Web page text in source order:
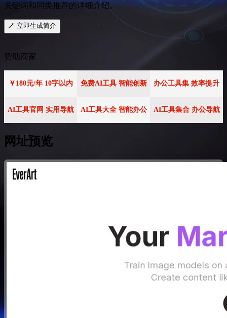
关键词和同类推荐的详细介绍。
🪄 立即生成简介
赞助商家
￥180元/年 10字以内 免费AI工具 智能创新 办公工具集 效率提升
AI工具官网 实用导航 AI工具大全 智能办公 AI工具集合 办公导航
网址预览